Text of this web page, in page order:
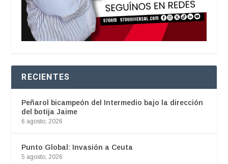
RECIENTES
Peñarol bicampeón del Intermedio bajo la dirección
del botija Jaime
6 agosto, 2026
Punto Global: Invasión a Ceuta
5 agosto, 2026